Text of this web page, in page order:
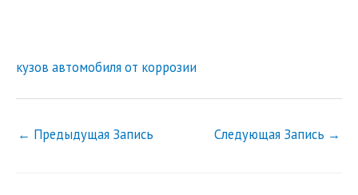
кузов автомобиля от коррозии
← Предыдущая Запись Следующая Запись →